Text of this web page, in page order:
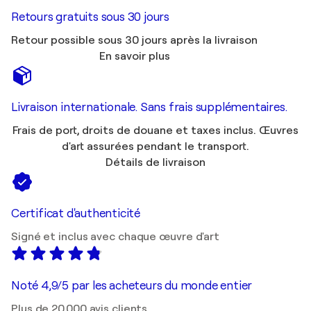
Retours gratuits sous 30 jours
Retour possible sous 30 jours après la livraison
En savoir plus
Livraison internationale. Sans frais supplémentaires.
Frais de port, droits de douane et taxes inclus. Œuvres
d'art assurées pendant le transport.
Détails de livraison
Certificat d'authenticité
Signé et inclus avec chaque œuvre d'art
Noté 4,9/5 par les acheteurs du monde entier